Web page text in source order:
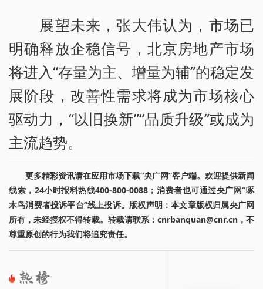
展望未来，张大伟认为，市场已
明确释放企稳信号，北京房地产市场
将进入“存量为主、增量为辅”的稳定发
展阶段，改善性需求将成为市场核心
驱动力，“以旧换新”“品质升级”或成为
主流趋势。
更多精彩资讯请在应用市场下载“央广网”客户端。欢迎提供新闻
线索，24小时报料热线400-800-0088；消费者也可通过央广网“啄
木鸟消费者投诉平台”线上投诉。版权声明：本文章版权归属央广网
所有，未经授权不得转载。转载请联系：cnrbanquan@cnr.cn，不
尊重原创的行为我们将追究责任。